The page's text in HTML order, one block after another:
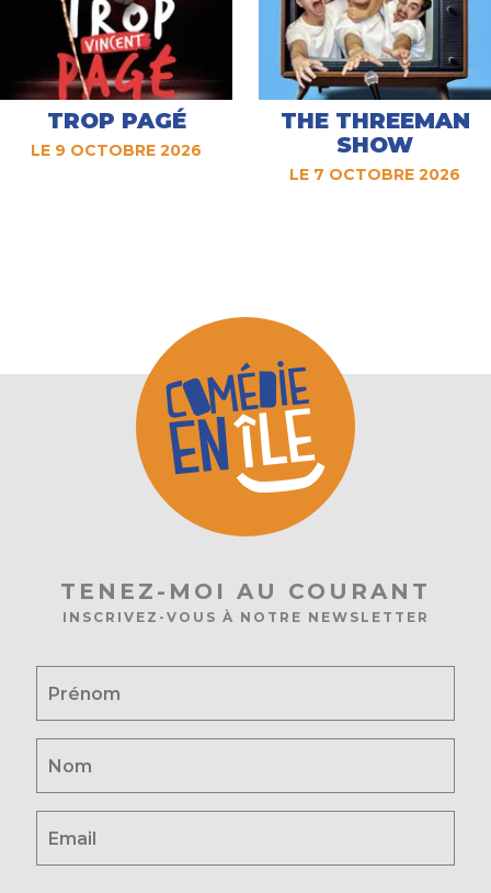
TROP PAGÉ
LE 9 OCTOBRE 2026
THE THREEMAN
SHOW
LE 7 OCTOBRE 2026
TENEZ-MOI AU COURANT
INSCRIVEZ-VOUS À NOTRE NEWSLETTER